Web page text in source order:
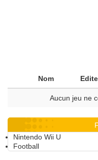
Nom
Aucun jeu ne
Nintendo Wii U
Football